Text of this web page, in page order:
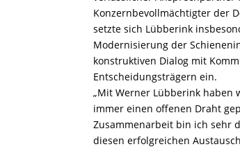
Konzernbevollmächtigter der
setzte sich Lübberink
Modernisierung der
konstruktiven Dialog mit
Entscheidungsträgern ein.
„Mit Werner Lübberink haben
immer einen offenen Draht
Zusammenarbeit bin ich sehr
diesen erfolgreichen